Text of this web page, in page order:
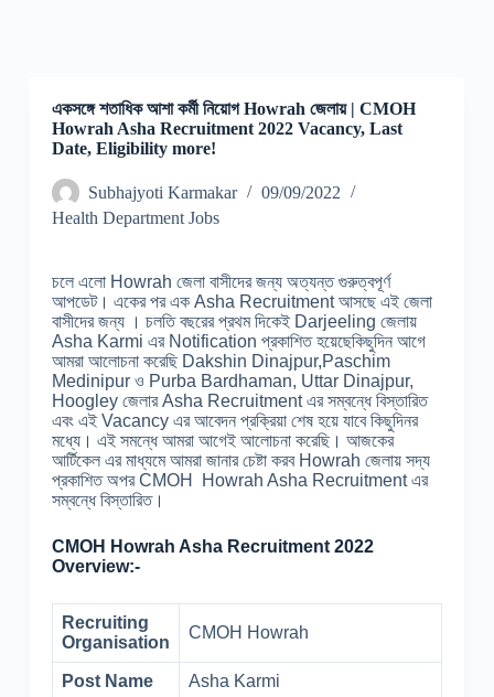
একসঙ্গে শতাধিক আশা কর্মী নিয়োগ Howrah জেলায় | CMOH
Howrah Asha Recruitment 2022 Vacancy, Last
Date, Eligibility more!
Subhajyoti Karmakar
09/09/2022
Health Department Jobs
চলে এলো Howrah জেলা বাসীদের জন্য অত্যন্ত গুরুত্বপূর্ণ
আপডেট। একের পর এক Asha Recruitment আসছে এই জেলা
বাসীদের জন্য । চলতি বছরের প্রথম দিকেই Darjeeling জেলায়
Asha Karmi এর Notification প্রকাশিত হয়েছেকিছুদিন আগে
আমরা আলোচনা করেছি Dakshin Dinajpur,Paschim
Medinipur ও Purba Bardhaman, Uttar Dinajpur,
Hoogley জেলার Asha Recruitment এর সম্বন্ধে বিস্তারিত
এবং এই Vacancy এর আবেদন প্রক্রিয়া শেষ হয়ে যাবে কিছুদিনর
মধ্যে। এই সমন্ধে আমরা আগেই আলোচনা করেছি। আজকের
আর্টিকেল এর মাধ্যমে আমরা জানার চেষ্টা করব Howrah জেলায় সদ্য
প্রকাশিত অপর CMOH Howrah Asha Recruitment এর
সম্বন্ধে বিস্তারিত।
CMOH Howrah Asha Recruitment 2022
Overview:-
Recruiting
Organisation
CMOH Howrah
Post Name Asha Karmi